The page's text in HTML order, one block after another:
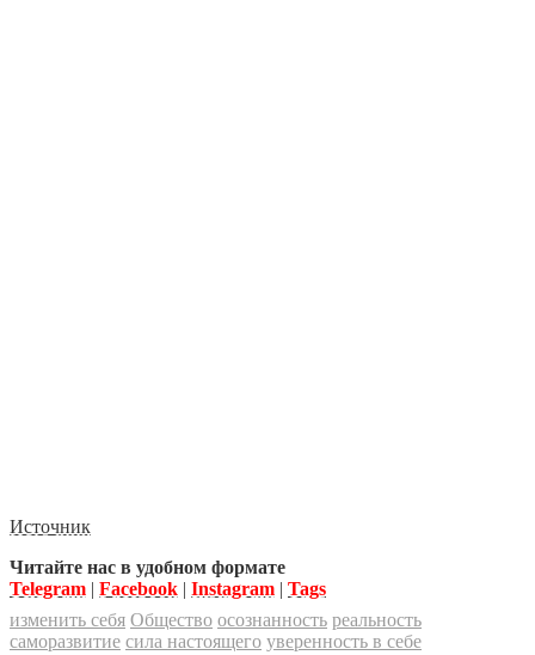
Источник
Читайте нас в удобном формате
Telegram | Facebook | Instagram | Tags
изменить себя Общество осознанность реальность
саморазвитие сила настоящего уверенность в себе